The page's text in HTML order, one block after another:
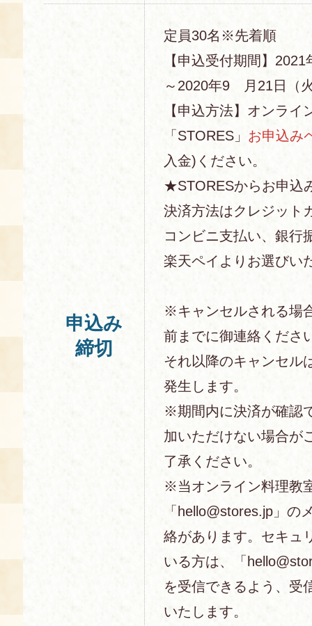
申込み
締切
定員30名※先着順
【申込受付期間】
～2020年9 月21日（
【申込方法】オンライ
「STORES」 お申込み
入金)ください。
★STORESからお申込
決済方法はクレジット
コンビニ支払い、銀行
楽天ペイよりお選びい
※キャンセルされる場
前までに御連絡くださ
それ以降のキャンセル
発生します。
※期間内に決済が確認
加いただけない場合が
了承ください。
※当オンライン料理教
「hello@stores.jp」の
絡があります。セキュ
いる方は、「
を受信できるよう、受
いたします。